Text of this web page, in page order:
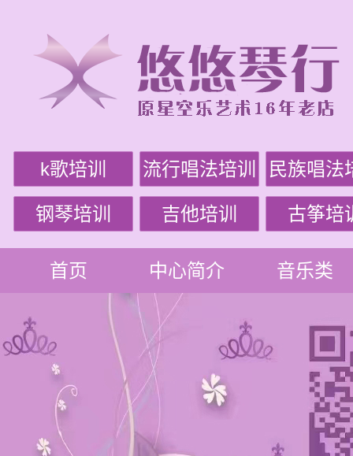
k歌培训 流行唱法培训 民族唱法
钢琴培训 吉他培训 古筝培
首页 中心简介 音乐类